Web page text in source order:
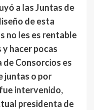
a las Juntas de
de esta
no les es rentable
hacer pocas
de Consorcios es
juntas o por
intervenido,
presidenta de